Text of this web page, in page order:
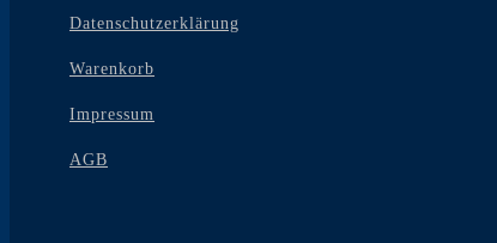
Datenschutzerklärung
Warenkorb
Impressum
AGB